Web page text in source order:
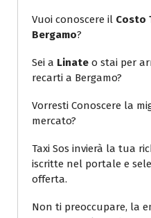
Vuoi conoscere il Costo
Bergamo?
Sei a Linate o stai per
recarti a Bergamo?
Vorresti Conoscere la
mercato?
Taxi Sos invierà la tua
iscritte nel portale e
offerta.
Non ti preoccupare, la